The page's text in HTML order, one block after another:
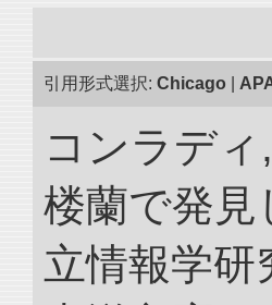
引用形式選択: Chicago
コンラデ
楼蘭で発見
立情報学